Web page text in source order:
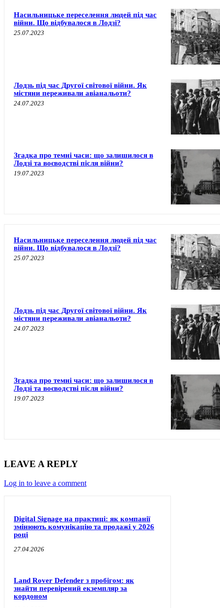
Насильницьке переселення людей під час
війни. Що відбувалося в Лодзі?
25.07.2023
Лодзь під час Другої світової війни. Як
містяни переживали авіанальоти?
24.07.2023
Згадка про темні часи: що залишилося в
Лодзі та воєводстві після війни?
19.07.2023
Насильницьке переселення людей під час
війни. Що відбувалося в Лодзі?
25.07.2023
Лодзь під час Другої світової війни. Як
містяни переживали авіанальоти?
24.07.2023
Згадка про темні часи: що залишилося в
Лодзі та воєводстві після війни?
19.07.2023
LEAVE A REPLY
Log in to leave a comment
Digital Signage на практиці: як компанії
змінюють комунікацію та продажі у 2026
році
27.04.2026
Land Rover Defender з пробігом: як
знайти перевірений екземпляр за
кордоном